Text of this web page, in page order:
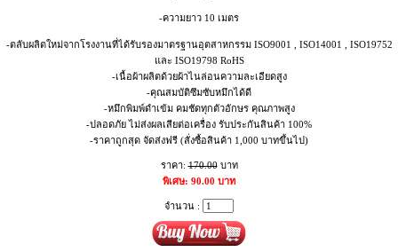
-ความยาว 10 เมตร
-ตลับผลิตใหม่จากโรงงานที่ได้รับรองมาตรฐานอุตสาหกรรม ISO9001 , ISO14001 , ISO19752
และ ISO19798 RoHS
-เนื้อผ้าผลิตด้วยผ้าไนล่อนความละเอียดสูง
-คุณสมบัติซึมซับหมึกได้ดี
-หมึกพิมพ์ดำเข้ม คมชัดทุกตัวอักษร คุณภาพสูง
-ปลอดภัย ไม่ส่งผลเสียต่อเครื่อง รับประกันสินค้า 100%
-ราคาถูกสุด จัดส่งฟรี (สั่งซื้อสินค้า 1,000 บาทขึ้นไป)
ราคา:170.00บาท
พิเศษ: 90.00 บาท
จำนวน :